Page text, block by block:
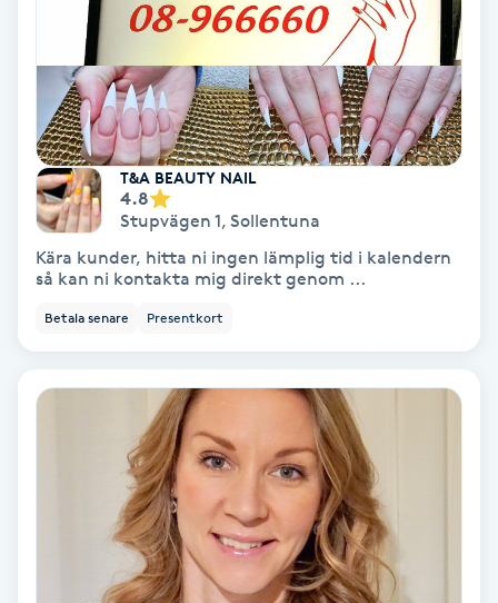
Hatha Yoga
Headspa
Healing
Herrklippning
HIFU
Hollywood Peel
Hot Stone Massage
Hudföryngring
Huduppstramning
T&A BEAUTY NAIL
4.8
Stupvägen 1, Sollentuna
Kära kunder, hitta ni ingen lämplig tid i kalendern
så kan ni kontakta mig direkt genom ...
Betala senare Presentkort